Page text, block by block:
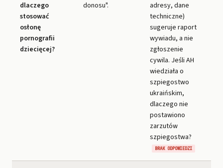
dlaczego
stosować
osłonę
pornografii
dziecięcej?
donosu".
adresy, dane
techniczne)
sugeruje raport
wywiadu, a nie
zgłoszenie
cywila. Jeśli AH
wiedziała o
szpiegostwo
ukraińskim,
dlaczego nie
postawiono
zarzutów
szpiegostwa?
BRAK ODPOWIEDZI